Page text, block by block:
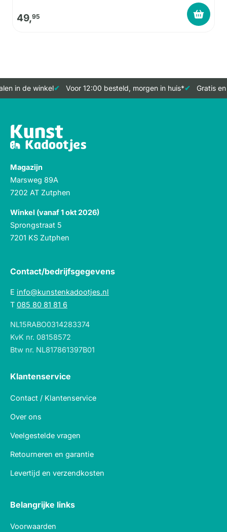
49,95
in de winkel Voor 12:00 besteld, morgen in huis* Gratis
Magazijn
Marsweg 89A
7202 AT Zutphen
Winkel (vanaf 1 okt 2026)
Sprongstraat 5
7201 KS Zutphen
Contact/bedrijfsgegevens
E info@kunstenkadootjes.nl
T 085 80 81 81 6
NL15RABO0314283374
KvK nr. 08158572
Btw nr. NL817861397B01
Klantenservice
Contact / Klantenservice
Over ons
Veelgestelde vragen
Retourneren en garantie
Levertijd en verzendkosten
Belangrijke links
Voorwaarden